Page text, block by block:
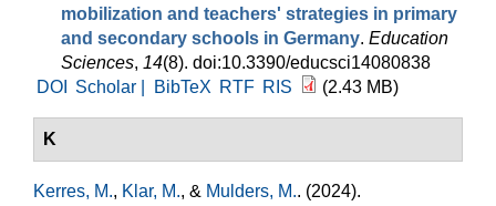
mobilization and teachers' strategies in primary
and secondary schools in Germany. Education
Sciences, 14(8). doi:10.3390/educsci14080838
DOI
Scholar | BibTeX RTF RIS (2.43 MB)
K
Kerres, M., Klar, M., & Mulders, M.. (2024).